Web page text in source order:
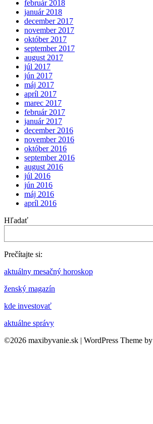
február 2018
január 2018
december 2017
november 2017
október 2017
september 2017
august 2017
júl 2017
jún 2017
máj 2017
apríl 2017
marec 2017
február 2017
január 2017
december 2016
november 2016
október 2016
september 2016
august 2016
júl 2016
jún 2016
máj 2016
apríl 2016
Hľadať
Prečítajte si:
aktuálny mesačný horoskop
ženský magazín
kde investovať
aktuálne správy
©2026 maxibyvanie.sk | WordPress Theme by